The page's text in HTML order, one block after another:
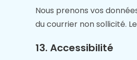
Nous prenons vos
du courrier non sollicité.
13. Accessibilité